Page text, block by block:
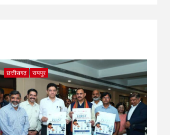
छत्तीसगढ़ रायपुर